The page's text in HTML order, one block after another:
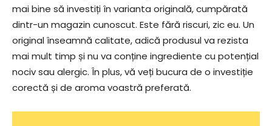
mai bine să investiți în varianta originală, cumpărată
dintr-un magazin cunoscut. Este fără riscuri, zic eu. Un
original înseamnă calitate, adică produsul va rezista
mai mult timp și nu va conține ingrediente cu potențial
nociv sau alergic. În plus, vă veți bucura de o investiție
corectă și de aroma voastră preferată.